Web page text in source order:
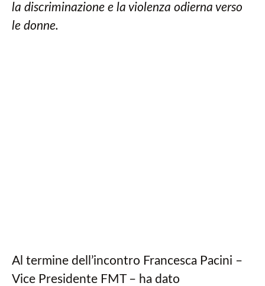
la discriminazione e la violenza odierna verso
le donne.
Al termine dell’incontro Francesca Pacini –
Vice Presidente FMT – ha dato